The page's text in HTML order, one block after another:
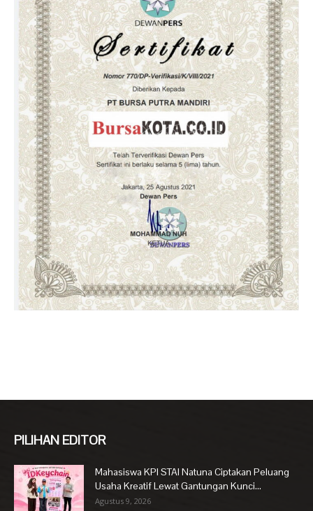
PILIHAN EDITOR
Mahasiswa KPI STAI Natuna Ciptakan Peluang
Usaha Kreatif Lewat Gantungan Kunci...
Agustus 9, 2026